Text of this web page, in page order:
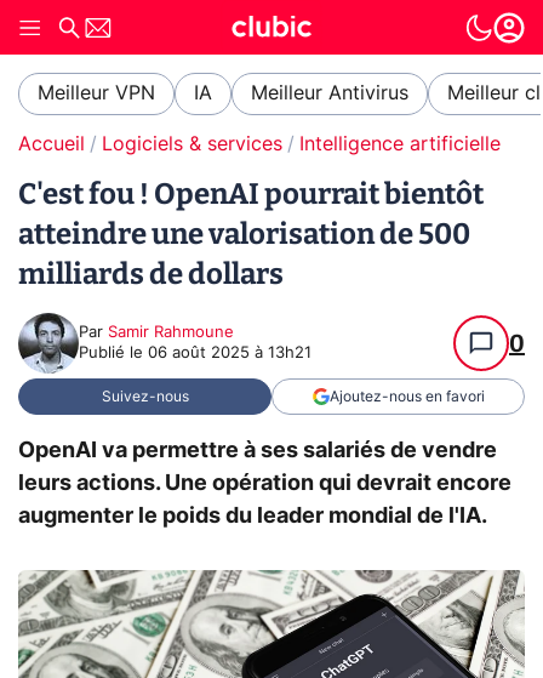
Meilleur VPN IA Meilleur Antivirus Meilleur
Accueil Logiciels & services Intelligence artificielle
C'est fou ! OpenAI pourrait bientôt
atteindre une valorisation de 500
milliards de dollars
Par Samir Rahmoune
Publié le 06 août 2025 à 13h21 0
Suivez-nous Ajoutez-nous en favori
OpenAI va permettre à ses salariés de vendre
leurs actions. Une opération qui devrait encore
augmenter le poids du leader mondial de l'IA.